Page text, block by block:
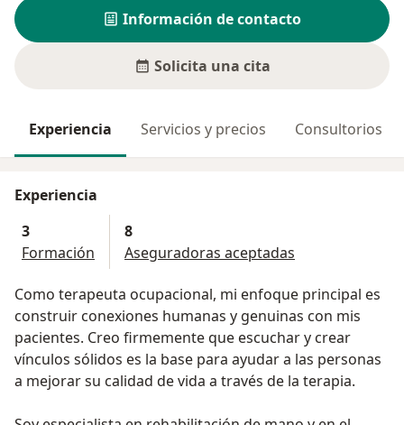
Información de contacto
Solicita una cita
Experiencia Servicios y precios Consultorios
Experiencia
3
Formación
8
Aseguradoras aceptadas
Como terapeuta ocupacional, mi enfoque principal es
construir conexiones humanas y genuinas con mis
pacientes. Creo firmemente que escuchar y crear
vínculos sólidos es la base para ayudar a las personas
a mejorar su calidad de vida a través de la terapia.